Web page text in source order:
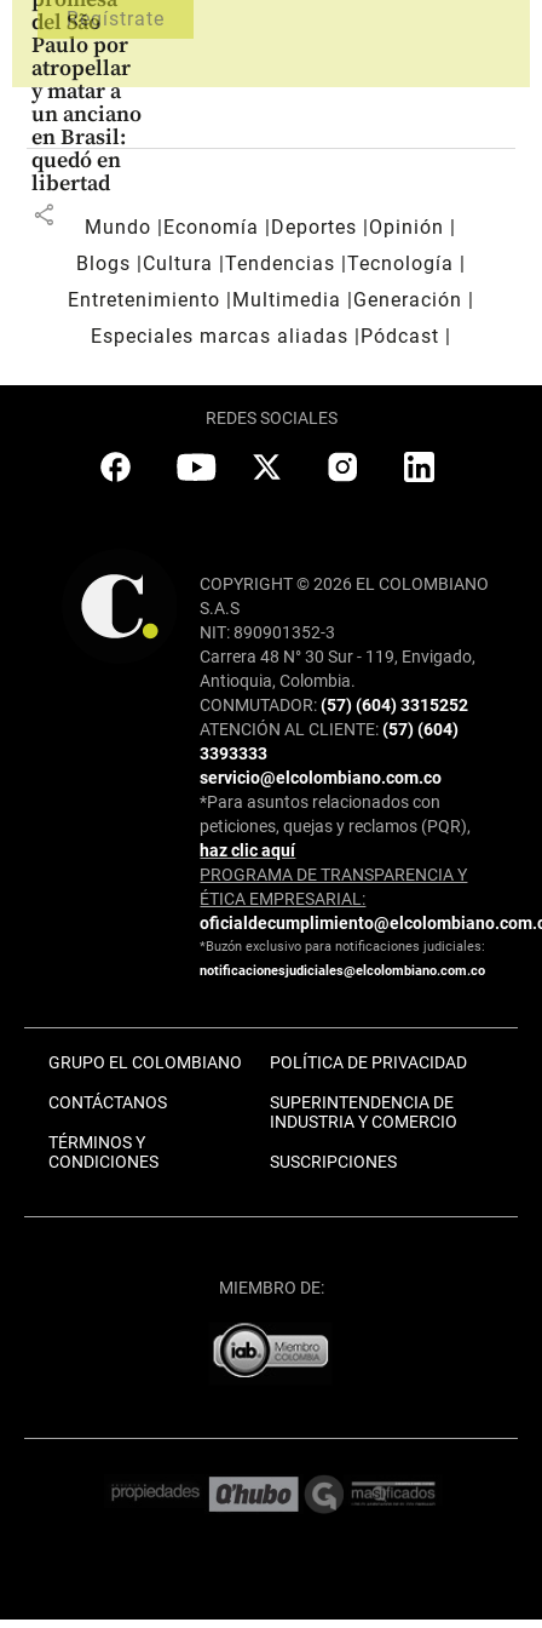
del São
Paulo por
atropellar
y matar a
un anciano
en Brasil:
quedó en
libertad
share Mundo Economía Deportes
Opinión
Blogs
Cultura Tendencias Tecnología
Entretenimiento
Multimedia
Generación
Especiales marcas aliadas
Pódcast
REDES SOCIALES
COPYRIGHT © 2026 EL COLOMBIANO
S.A.S
NIT: 890901352-3
Carrera 48 N° 30 Sur - 119, Envigado,
Antioquia, Colombia.
CONMUTADOR:(57) (604) 3315252
ATENCIÓN AL CLIENTE:(57) (604)
3393333
servicio@elcolombiano.com.co
*Para asuntos relacionados con
peticiones, quejas y reclamos (PQR),
haz clic aquí
PROGRAMA DE TRANSPARENCIA Y
ÉTICA EMPRESARIAL:
*Buzón exclusivo para notificaciones judiciales:
notificacionesjudiciales@elcolombiano.com.co
GRUPO EL COLOMBIANO
CONTÁCTANOS
TÉRMINOS Y
CONDICIONES
POLÍTICA DE PRIVACIDAD
SUPERINTENDENCIA DE
INDUSTRIA Y COMERCIO
SUSCRIPCIONES
MIEMBRO DE: